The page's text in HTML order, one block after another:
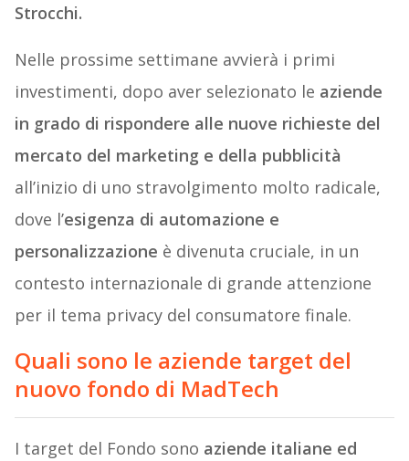
Strocchi.
Nelle prossime settimane avvierà i primi
investimenti, dopo aver selezionato le aziende
in grado di rispondere alle nuove richieste del
mercato del marketing e della pubblicità
all’inizio di uno stravolgimento molto radicale,
dove l’esigenza di automazione e
personalizzazione è divenuta cruciale, in un
contesto internazionale di grande attenzione
per il tema privacy del consumatore finale.
Quali sono le aziende target del
nuovo fondo di MadTech
I target del Fondo sono aziende italiane ed